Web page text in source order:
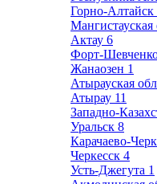
Горно-Алтайск
Мангистауская
Актау 6
Форт-
Жанаозен 1
Атырауская
Атырау 11
Западно-
Уральск 8
Карачаево-
Черкесск 4
Усть-Джегута 1